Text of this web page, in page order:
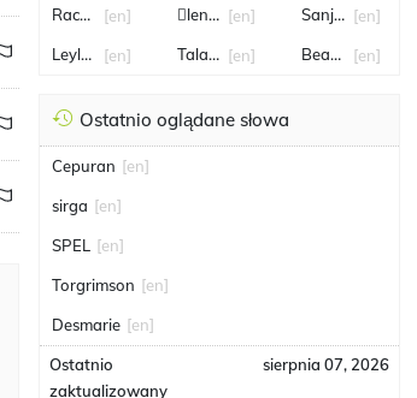
Rachel [en]
Leylah Fernandez
[en]
lenvatinib
[en]
Talarico[en]
Sanjeeda Sheikh
[en]
Beauden Barrett
[en]
Ostatnio oglądane słowa
Cepuran [en]
sirga [en]
SPEL [en]
Torgrimson [en]
Desmarie [en]
Ostatnio
zaktualizowany
sierpnia 07, 2026